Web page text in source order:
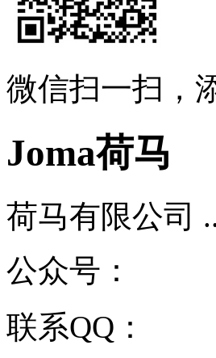
微信扫一扫，
Joma荷马
荷马有限公司
公众号：
联系QQ：